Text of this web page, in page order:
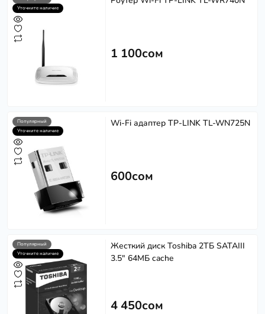
Уточните наличие
1 100сом
Популярный
Уточните наличие
Wi-Fi адаптер TP-LINK TL-WN725N
600сом
Популярный
Уточните наличие
Жесткий диск Toshiba 2ТБ SATAIII
3.5" 64МБ cache
4 450сом